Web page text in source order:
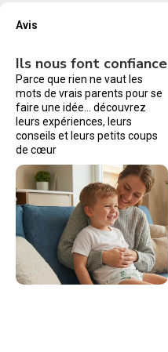
Avis
Ils nous font confiance
Parce que rien ne vaut les
mots de vrais parents pour se
faire une idée… découvrez
leurs expériences, leurs
conseils et leurs petits coups
de cœur